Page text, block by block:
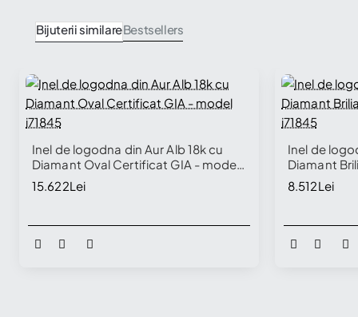
Bijuterii similareBestsellers
Inel de logodna din Aur Alb 18k cu
Diamant Oval Certificat GIA - model
i71845
15.622Lei
Inel de
Diamant
model
8.512Lei